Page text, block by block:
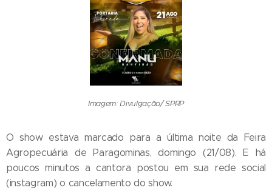
Imagem: Divulgação/ SPRP
O show estava marcado para a última noite da Feira
Agropecuária de Paragominas, domingo (21/08). E há
poucos minutos a cantora postou em sua rede social
(instagram) o cancelamento do show.